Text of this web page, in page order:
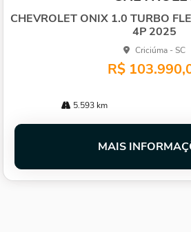
CHEVROLET ONIX 1.0 TURBO
4P 2025
Criciúma - SC
R$
5.593 km
MAIS